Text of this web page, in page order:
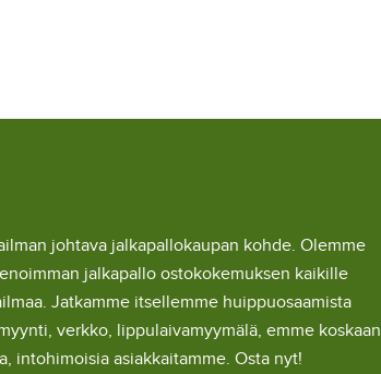
johtava jalkapallokaupan kohde. Olemme
jalkapallo ostokokemuksen kaikille
Jatkamme itsellemme huippuosaamista
verkko, lippulaivamyymälä, emme koskaan
intohimoisia asiakkaitamme. Osta nyt!